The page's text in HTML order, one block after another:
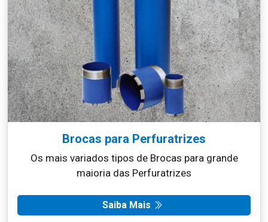
Brocas para Perfuratrizes
Os mais variados tipos de Brocas para grande
maioria das Perfuratrizes
Saiba Mais